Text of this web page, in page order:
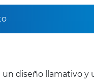
diseño llamativo